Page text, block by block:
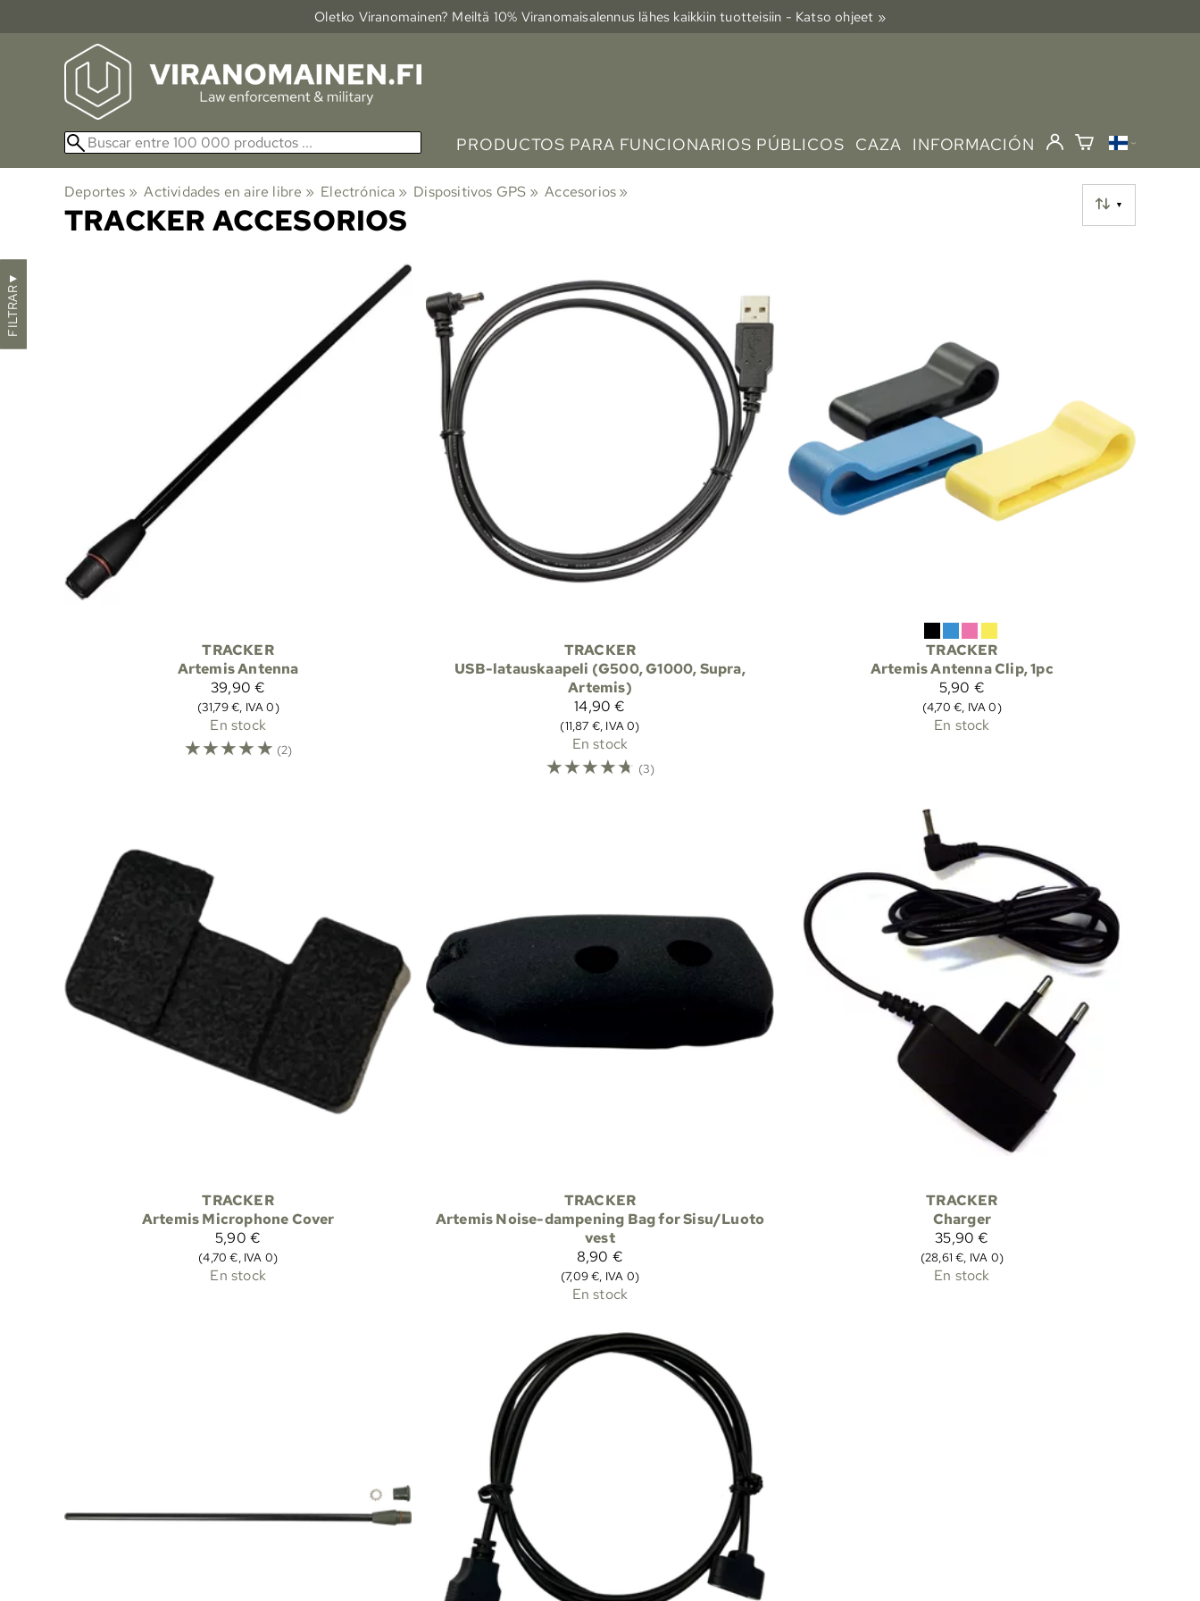
Oletko Viranomainen? Meiltä 10% Viranomais­alennus lähes kaikkiin tuotteisiin - Katso ohjeet »
PRODUCTOS PARA FUNCIONARIOS PÚBLICOS CAZA INFORMACIÓN
Deportes ‪» Actividades en aire libre ‪» Electrónica ‪» Dispositivos GPS ‪» Accesorios‪»
▼
TRACKER ACCESORIOS
FILTRAR
▼
TRACKER
Artemis Antenna
39,90 €
(31,79 €, IVA 0)
En stock
☆☆☆☆☆ (2)
TRACKER
USB-latauskaapeli (G500, G1000, Supra,
Artemis)
14,90 €
(11,87 €, IVA 0)
En stock
☆☆☆☆☆ (3)
TRACKER
Artemis Antenna Clip, 1pc
5,90 €
(4,70 €, IVA 0)
En stock
TRACKER
Artemis Microphone Cover
5,90 €
(4,70 €, IVA 0)
En stock
TRACKER
Artemis Noise-dampening Bag for Sisu/Luoto
vest
8,90 €
(7,09 €, IVA 0)
En stock
TRACKER
Charger
35,90 €
(28,61 €, IVA 0)
En stock